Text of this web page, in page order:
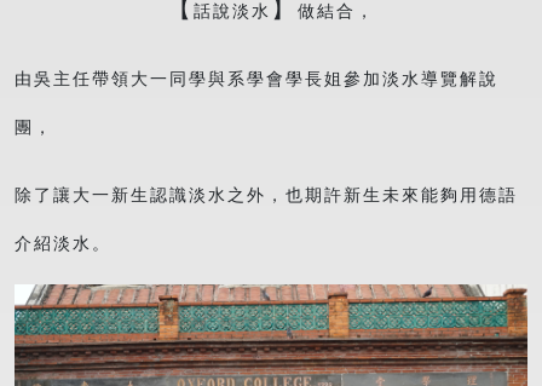
【 話說淡水 】 做結合，
由吳主任帶領大一同學與系學會學長姐參加淡水導覽解說
團，
除了讓大一新生認識淡水之外，也期許新生未來能夠用德語
介紹淡水。